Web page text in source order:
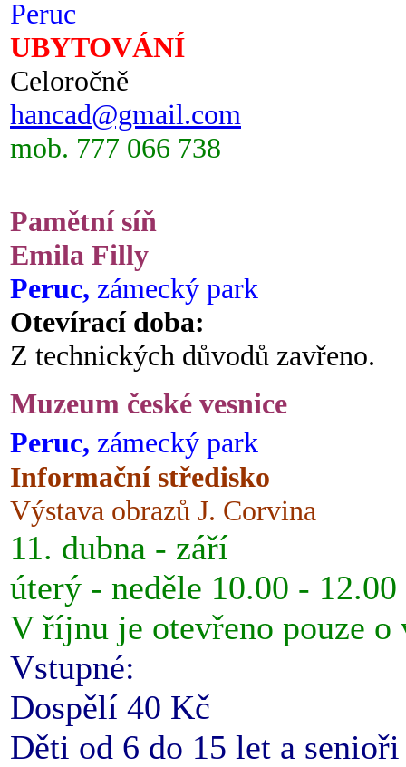
Peruc
UBYTOVÁNÍ
Celoročně
hancad@gmail.com
mob. 777 066 738
Pamětní síň
Emila Filly
Peruc, zámecký park
Otevírací doba:
Z technických důvodů zavřeno.
Muzeum české vesnice
Peruc, zámecký park
Informační středisko
Výstava obrazů J. Corvina
11. dubna - září
úterý - neděle 10.00 -
V říjnu je otevřeno pouze o
Vstupné:
Dospělí 40 Kč
Děti od 6 do 15 let a